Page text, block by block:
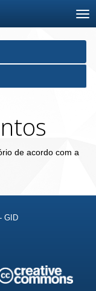
de acordo com a
GID